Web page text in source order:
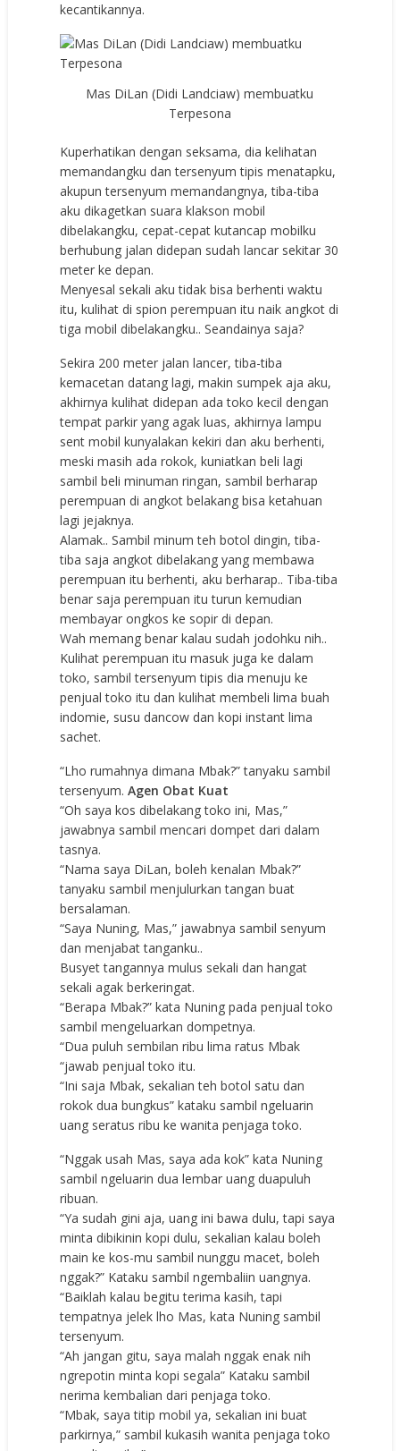
kecantikannya.
Mas DiLan (Didi Landciaw) membuatku
Terpesona
Kuperhatikan dengan seksama, dia kelihatan
memandangku dan tersenyum tipis menatapku,
akupun tersenyum memandangnya, tiba-tiba
aku dikagetkan suara klakson mobil
dibelakangku, cepat-cepat kutancap mobilku
berhubung jalan didepan sudah lancar sekitar 30
meter ke depan.
Menyesal sekali aku tidak bisa berhenti waktu
itu, kulihat di spion perempuan itu naik angkot di
tiga mobil dibelakangku.. Seandainya saja?
Sekira 200 meter jalan lancer, tiba-tiba
kemacetan datang lagi, makin sumpek aja aku,
akhirnya kulihat didepan ada toko kecil dengan
tempat parkir yang agak luas, akhirnya lampu
sent mobil kunyalakan kekiri dan aku berhenti,
meski masih ada rokok, kuniatkan beli lagi
sambil beli minuman ringan, sambil berharap
perempuan di angkot belakang bisa ketahuan
lagi jejaknya.
Alamak.. Sambil minum teh botol dingin, tiba-
tiba saja angkot dibelakang yang membawa
perempuan itu berhenti, aku berharap.. Tiba-tiba
benar saja perempuan itu turun kemudian
membayar ongkos ke sopir di depan.
Wah memang benar kalau sudah jodohku nih..
Kulihat perempuan itu masuk juga ke dalam
toko, sambil tersenyum tipis dia menuju ke
penjual toko itu dan kulihat membeli lima buah
indomie, susu dancow dan kopi instant lima
sachet.
“Lho rumahnya dimana Mbak?” tanyaku sambil
tersenyum.Agen Obat Kuat
“Oh saya kos dibelakang toko ini, Mas,”
jawabnya sambil mencari dompet dari dalam
tasnya.
“Nama saya DiLan, boleh kenalan Mbak?”
tanyaku sambil menjulurkan tangan buat
bersalaman.
“Saya Nuning, Mas,” jawabnya sambil senyum
dan menjabat tanganku..
Busyet tangannya mulus sekali dan hangat
sekali agak berkeringat.
“Berapa Mbak?” kata Nuning pada penjual toko
sambil mengeluarkan dompetnya.
“Dua puluh sembilan ribu lima ratus Mbak
“jawab penjual toko itu.
“Ini saja Mbak, sekalian teh botol satu dan
rokok dua bungkus” kataku sambil ngeluarin
uang seratus ribu ke wanita penjaga toko.
“Nggak usah Mas, saya ada kok” kata Nuning
sambil ngeluarin dua lembar uang duapuluh
ribuan.
“Ya sudah gini aja, uang ini bawa dulu, tapi saya
minta dibikinin kopi dulu, sekalian kalau boleh
main ke kos-mu sambil nunggu macet, boleh
nggak?” Kataku sambil ngembaliin uangnya.
“Baiklah kalau begitu terima kasih, tapi
tempatnya jelek lho Mas, kata Nuning sambil
tersenyum.
“Ah jangan gitu, saya malah nggak enak nih
ngrepotin minta kopi segala” Kataku sambil
nerima kembalian dari penjaga toko.
“Mbak, saya titip mobil ya, sekalian ini buat
parkirnya,” sambil kukasih wanita penjaga toko